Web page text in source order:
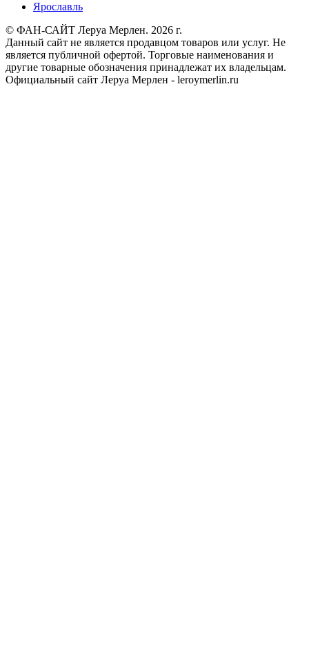
Ярославль
© ФАН-САЙТ Леруа Мерлен. 2026 г.
Данный сайт не является продавцом товаров или услуг. Не
является публичной офертой. Торговые наименования и
другие товарные обозначения принадлежат их владельцам.
Официальный сайт Леруа Мерлен - leroymerlin.ru